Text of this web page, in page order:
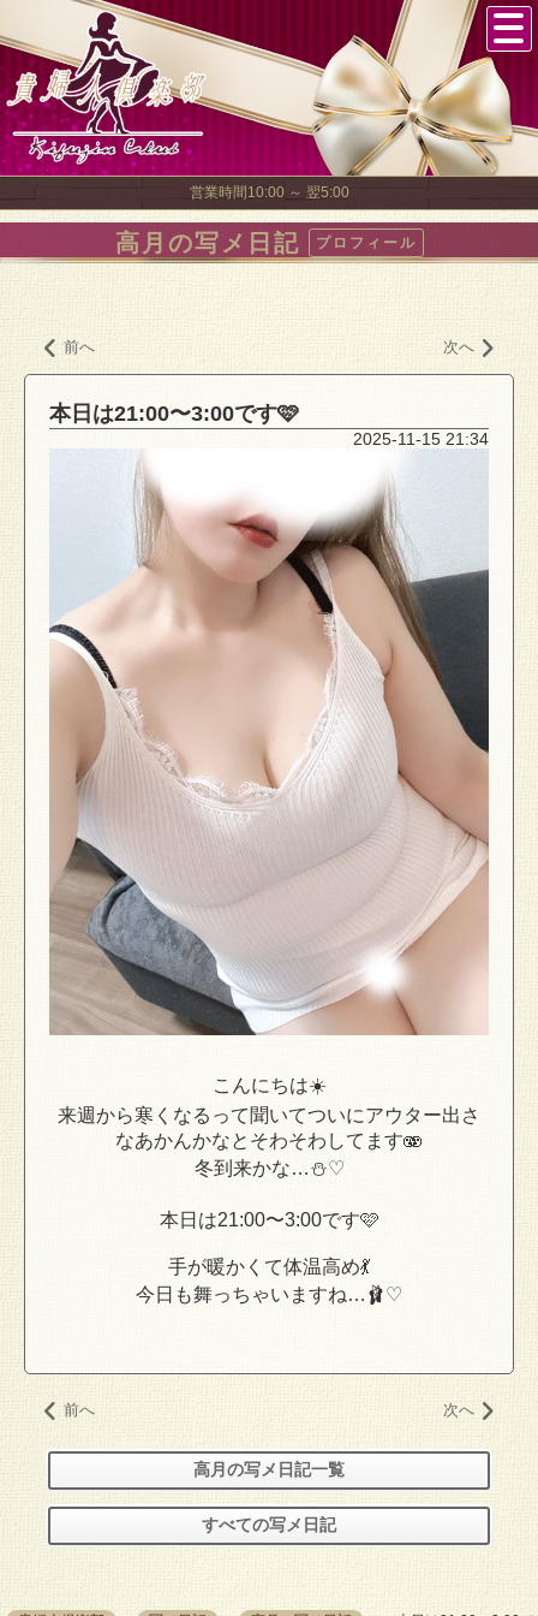
営業時間10:00 ～ 翌5:00
高月の写メ日記 プロフィール
前へ 次へ
本日は21:00〜3:00です🩷
2025-11-15 21:34
こんにちは☀️
来週から寒くなるって聞いてついにアウター出さ
なあかんかなとそわそわしてます🫨
冬到来かな…⛄️♡
本日は21:00〜3:00です🩷
手が暖かくて体温高め💃
今日も舞っちゃいますね…🩰♡
前へ 次へ
高月の写メ日記一覧
すべての写メ日記